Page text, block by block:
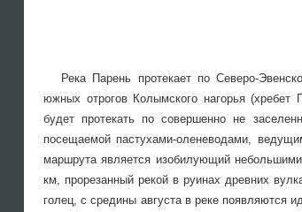
Река Парень протекает по Северо-
южных отрогов Колымского нагорья
будет протекать по совершенно не
посещаемой пастухами-оленеводами,
маршрута является изобилующий
км, прорезанный рекой в руинах древних
голец, с средины августа в реке появляются